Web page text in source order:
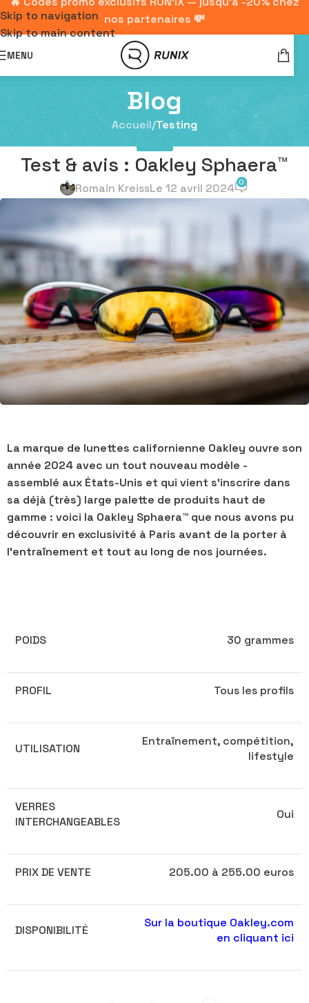
Skip to navigation
Skip to main content
nos partenaires 💸
MENU
Blog
Accueil/Testing
Test & avis : Oakley Sphaera™️
Romain KreissLe 12 avril 2024 0
La marque de lunettes californienne Oakley ouvre son
année 2024 avec un tout nouveau modèle -
assemblé aux États-Unis et qui vient s'inscrire dans
sa déjà (très) large palette de produits haut de
gamme : voici la Oakley Sphaera™ que nous avons pu
découvrir en exclusivité à Paris avant de la porter à
l'entraînement et tout au long de nos journées.
POIDS 30 grammes
PROFIL Tous les profils
UTILISATION
Entraînement, compétition,
lifestyle
VERRES
INTERCHANGEABLES
Oui
PRIX DE VENTE 205.00 à 255.00 euros
DISPONIBILITÉ
Sur la boutique Oakley.com
en cliquant ici